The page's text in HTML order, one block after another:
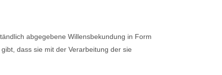
abgegebene Willensbekundung in Form
dass sie mit der Verarbeitung der sie